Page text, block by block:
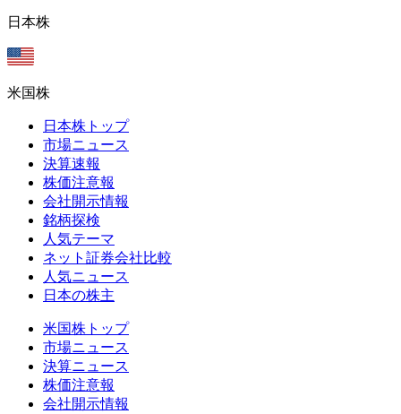
日本株
米国株
日本株トップ
市場ニュース
決算速報
株価注意報
会社開示情報
銘柄探検
人気テーマ
ネット証券会社比較
人気ニュース
日本の株主
米国株トップ
市場ニュース
決算ニュース
株価注意報
会社開示情報